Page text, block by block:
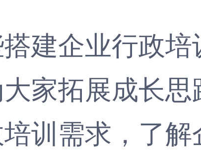
建企业行政培
家拓展成长思
训需求，了解